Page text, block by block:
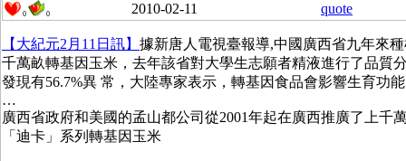
0 0 2010-02-11 quote
【大紀元2月11日訊】 據新唐人電視臺報導,中國廣西省九年來
千萬畝轉基因玉米，去年該省對大學生志願者精液進行了品質
發現有56.7%異 常，大陸專家表示，轉基因食品會影響生育功
…
廣西省政府和美國的孟山都公司從2001年起在廣西推廣了上千
「迪卡」系列轉基因玉米